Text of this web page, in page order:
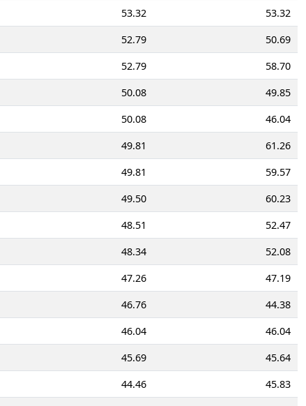
53.32
53.32
52.79
50.69
52.79
58.70
50.08
49.85
50.08
46.04
49.81
61.26
49.81
59.57
49.50
60.23
48.51
52.47
48.34
52.08
47.26
47.19
46.76
44.38
46.04
46.04
45.69
45.64
44.46
45.83